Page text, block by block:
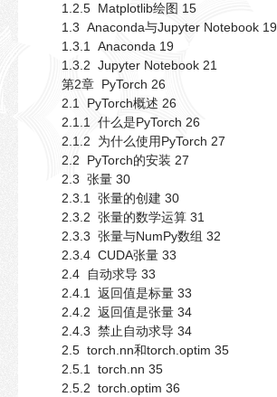
1.2.5 Matplotlib绘图 15
1.3 Anaconda与Jupyter Notebook 19
1.3.1 Anaconda 19
1.3.2 Jupyter Notebook 21
第2章 PyTorch 26
2.1 PyTorch概述 26
2.1.1 什么是PyTorch 26
2.1.2 为什么使用PyTorch 27
2.2 PyTorch的安装 27
2.3 张量 30
2.3.1 张量的创建 30
2.3.2 张量的数学运算 31
2.3.3 张量与NumPy数组 32
2.3.4 CUDA张量 33
2.4 自动求导 33
2.4.1 返回值是标量 33
2.4.2 返回值是张量 34
2.4.3 禁止自动求导 34
2.5 torch.nn和torch.optim 35
2.5.1 torch.nn 35
2.5.2 torch.optim 36